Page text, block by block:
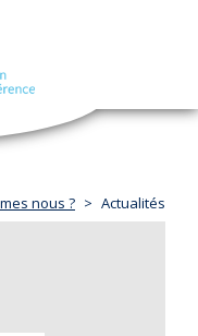
navigation
nous ? Actualités